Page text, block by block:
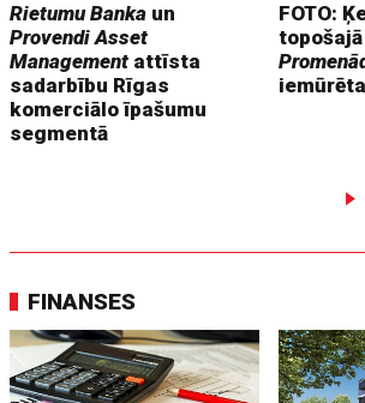
Rietumu Banka un
Provendi Asset
Management attīsta
sadarbību Rīgas
komerciālo īpašumu
segmentā
FOTO:
FINANSES